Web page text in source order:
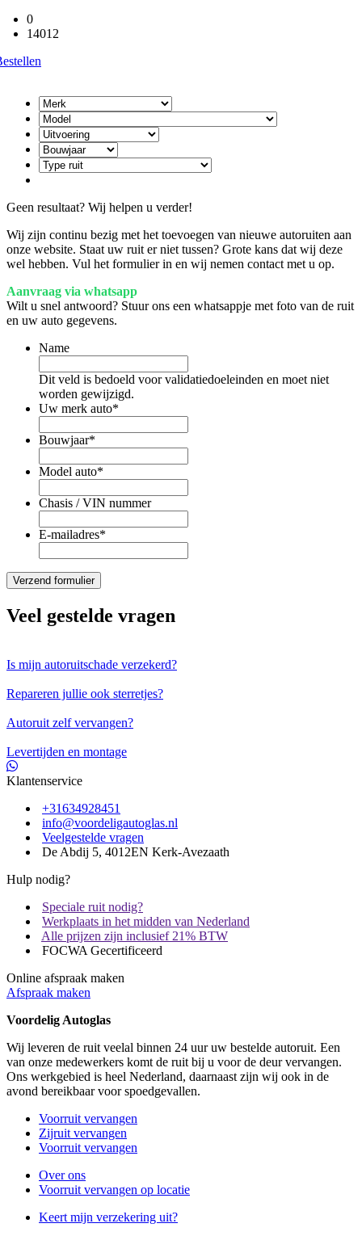
0
14012
Geen resultaat? Wij helpen u verder!
Wij zijn continu bezig met het toevoegen van nieuwe autoruiten aan
onze website. Staat uw ruit er niet tussen? Grote kans dat wij deze
wel hebben. Vul het formulier in en wij nemen contact met u op.
Aanvraag via whatsapp
Wilt u snel antwoord? Stuur ons een whatsappje met foto van de ruit
en uw auto gegevens.
Name
Dit veld is bedoeld voor validatiedoeleinden en moet niet
worden gewijzigd.
Uw merk auto*
Bouwjaar*
Model auto*
Chasis / VIN nummer
E-mailadres*
Veel gestelde vragen
Is mijn autoruitschade verzekerd?
Repareren jullie ook sterretjes?
Autoruit zelf vervangen?
Levertijden en montage
Klantenservice
+31634928451
info@voordeligautoglas.nl
Veelgestelde vragen
De Abdij 5, 4012EN Kerk-Avezaath
Hulp nodig?
Speciale ruit nodig?
Werkplaats in het midden van Nederland
Alle prijzen zijn inclusief 21% BTW
FOCWA Gecertificeerd
Online afspraak maken
Afspraak maken
Voordelig Autoglas
Wij leveren de ruit veelal binnen 24 uur uw bestelde autoruit. Een
van onze medewerkers komt de ruit bij u voor de deur vervangen.
Ons werkgebied is heel Nederland, daarnaast zijn wij ook in de
avond bereikbaar voor spoedgevallen.
Voorruit vervangen
Zijruit vervangen
Voorruit vervangen
Over ons
Voorruit vervangen op locatie
Keert mijn verzekering uit?